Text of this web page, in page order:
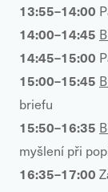
13:55–14:00
14:00–14:45
14:45–15:00
15:00–15:45
briefu
15:50–16:35
myšlení při
16:35–17:00